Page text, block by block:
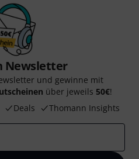
Newsletter
und gewinne mit
über jeweils 50€!
Deals Thomann Insights